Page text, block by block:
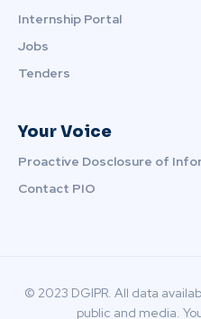
Internship Portal
Jobs
Tenders
Your Voice
Proactive Dosclosure of
Contact PIO
© 2023 DGIPR. All data
public and media.